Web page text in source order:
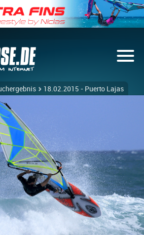
18.02.2015 - Puerto Lajas